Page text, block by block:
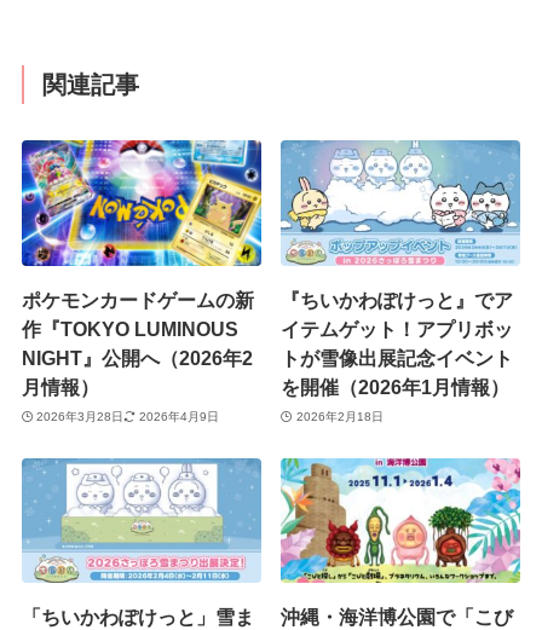
関連記事
ポケモンカードゲームの新
作『TOKYO LUMINOUS
NIGHT』公開へ（2026年2
月情報）
2026年3月28日 2026年4月9日
『ちいかわぽけっと』でア
イテムゲット！アプリボッ
トが雪像出展記念イベント
を開催（2026年1月情報）
2026年2月18日
「ちいかわぽけっと」雪ま
沖縄・海洋博公園で「こび